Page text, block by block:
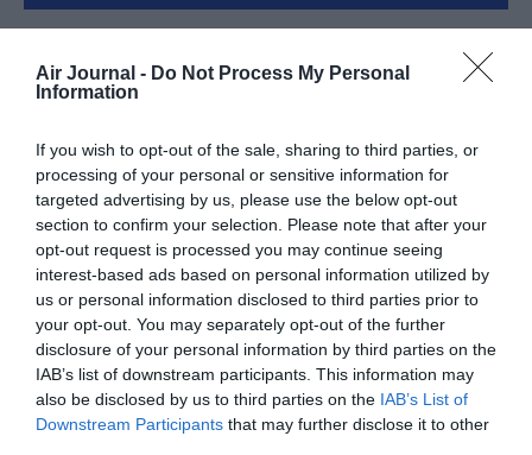
Air Journal - Do Not Process My Personal
Information
If you wish to opt-out of the sale, sharing to third parties, or
processing of your personal or sensitive information for
targeted advertising by us, please use the below opt-out
section to confirm your selection. Please note that after your
opt-out request is processed you may continue seeing
interest-based ads based on personal information utilized by
us or personal information disclosed to third parties prior to
your opt-out. You may separately opt-out of the further
disclosure of your personal information by third parties on the
IAB’s list of downstream participants. This information may
also be disclosed by us to third parties on the IAB’s List of
Downstream Participants that may further disclose it to other
FAIRE UN DON
Appel aux lecteurs !
Soutenez Air Journal participezà son
développement !
NOUS SOUTENIR